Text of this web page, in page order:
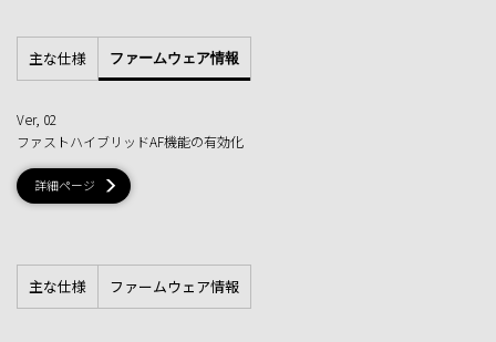
(2.0x)
外形寸法 最大径ｘ
長さ (mm)
主な仕様 ファームウェア情報
Ver, 02
ファストハイブリッドAF機能の有効化
詳細ページ
主な仕様 ファームウェア情報